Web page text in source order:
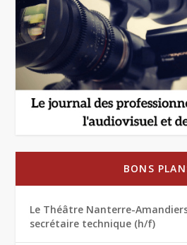
BONS
Le Théâtre Nanterre-
secrétaire technique (h/f)